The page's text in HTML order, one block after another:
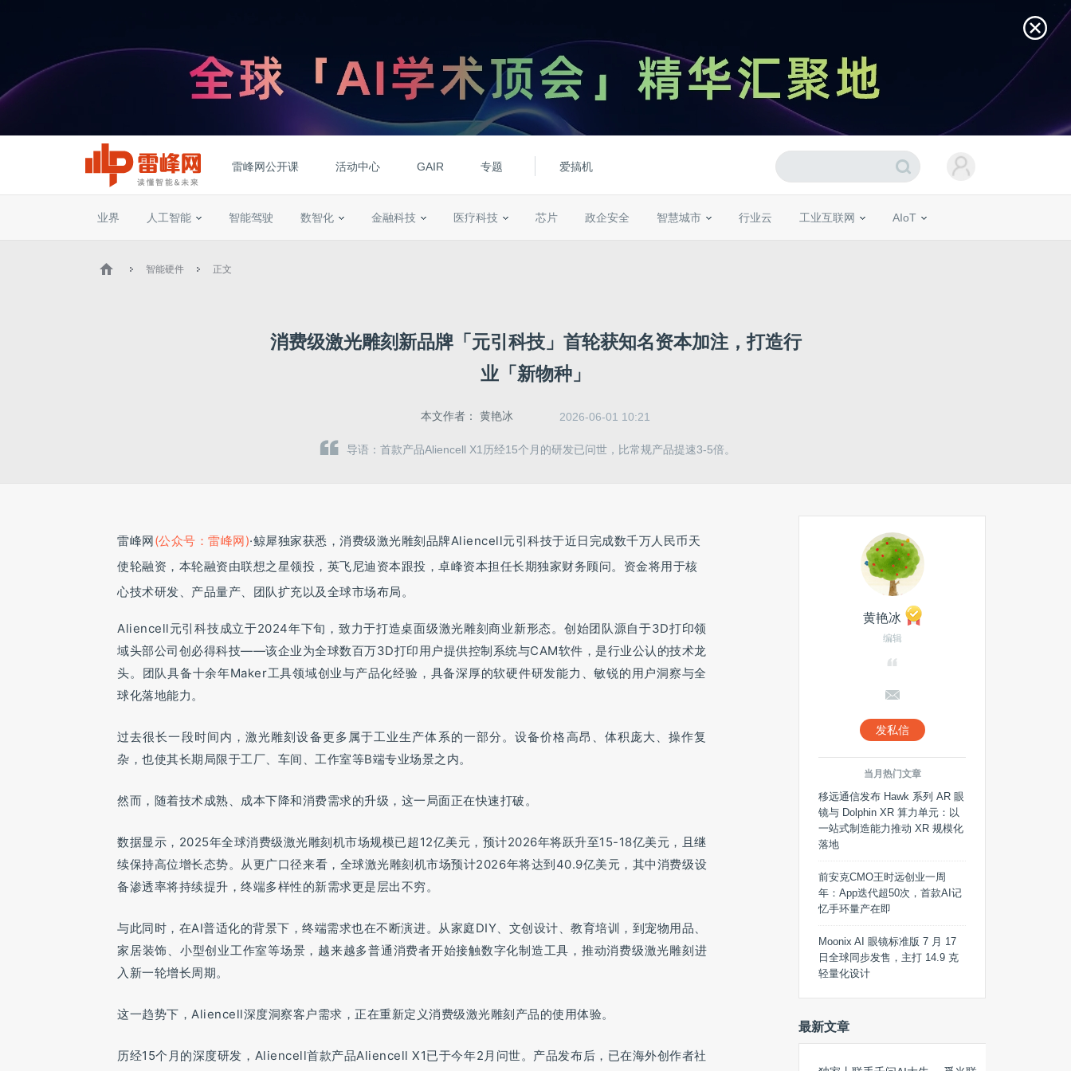
雷峰网公开课 活动中心 GAIR 专题 爱搞机
业界 人工智能 智能驾驶 数智化 金融科技 医疗科技 芯片 政企安全 智慧城市 行业云 工业互联网 AIoT
智能硬件 正文
消费级激光雕刻新品牌「元引科技」首轮获知名资本加注，打造行
业「新物种」
本文作者： 黄艳冰 2026-06-01 10:21
导语：首款产品Aliencell X1历经15个月的研发已问世，比常规产品提速3-5倍。
雷峰网(公众号：雷峰网)·鲸犀独家获悉，消费级激光雕刻品牌Aliencell元引科技于近日完成数千万人民币天
使轮融资，本轮融资由联想之星领投，英飞尼迪资本跟投，卓峰资本担任长期独家财务顾问。资金将用于核
心技术研发、产品量产、团队扩充以及全球市场布局。
Aliencell元引科技成立于2024年下旬，致力于打造桌面级激光雕刻商业新形态。创始团队源自于3D打印领
域头部公司创必得科技——该企业为全球数百万3D打印用户提供控制系统与CAM软件，是行业公认的技术龙
头。团队具备十余年Maker工具领域创业与产品化经验，具备深厚的软硬件研发能力、敏锐的用户洞察与全
球化落地能力。
过去很长一段时间内，激光雕刻设备更多属于工业生产体系的一部分。设备价格高昂、体积庞大、操作复
杂，也使其长期局限于工厂、车间、工作室等B端专业场景之内。
然而，随着技术成熟、成本下降和消费需求的升级，这一局面正在快速打破。
数据显示，2025年全球消费级激光雕刻机市场规模已超12亿美元，预计2026年将跃升至15-18亿美元，且继
续保持高位增长态势。从更广口径来看，全球激光雕刻机市场预计2026年将达到40.9亿美元，其中消费级设
备渗透率将持续提升，终端多样性的新需求更是层出不穷。
与此同时，在AI普适化的背景下，终端需求也在不断演进。从家庭DIY、文创设计、教育培训，到宠物用品、
家居装饰、小型创业工作室等场景，越来越多普通消费者开始接触数字化制造工具，推动消费级激光雕刻进
入新一轮增长周期。
这一趋势下，Aliencell深度洞察客户需求，正在重新定义消费级激光雕刻产品的使用体验。
历经15个月的深度研发，Aliencell首款产品Aliencell X1已于今年2月问世。产品发布后，已在海外创作者社
黄艳冰
编辑
发私信
当月热门文章
移远通信发布 Hawk 系列 AR 眼
镜与 Dolphin XR 算力单元：以
一站式制造能力推动 XR 规模化
落地
前安克CMO王时远创业一周
年：App迭代超50次，首款AI记
忆手环量产在即
Moonix AI 眼镜标准版 7 月 17
日全球同步发售，主打 14.9 克
轻量化设计
最新文章